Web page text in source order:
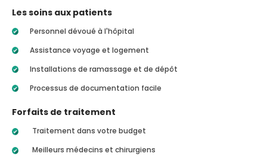
Les soins aux patients
Personnel dévoué à l'hôpital
Assistance voyage et logement
Installations de ramassage et de dépôt
Processus de documentation facile
Forfaits de traitement
Traitement dans votre budget
Meilleurs médecins et chirurgiens